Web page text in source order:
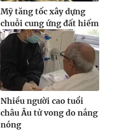
Mỹ tăng tốc xây dựng
chuỗi cung ứng đất hiếm
Nhiều người cao tuổi
châu Âu tử vong do nắng
nóng